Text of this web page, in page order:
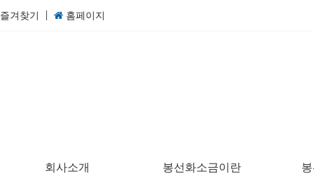
즐겨찾기 홈페이지
회사소개 봉선화소금이란